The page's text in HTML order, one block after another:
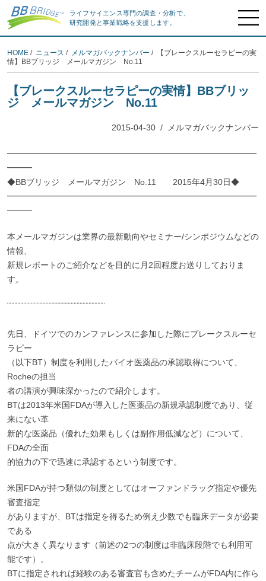
ライフサイエンス専門の調査・分析で、
研究開発と事業戦略を支援します。
HOME / ニュース / メルマガバックナンバー / 【ブレークスルーセラピーの実
情】BBブリッジ メールマガジン No.11
【ブレークスルーセラピーの実情】BBブリッ
ジ メールマガジン No.11
2015-04-30 / メルマガバックナンバー
━━━━━━━━━━━━━━━━━━━━━━━━━━━━━━
━━━
◆BBブリッジ メールマガジン No.11 2015年4月30日◆
━━━━━━━━━━━━━━━━━━━━━━━━━━━━━━
━━━
本メールマガジンは業界の最新動向やセミナー/シンポジウムなどの
情報、
新規レポートのご紹介などを目的に月2回程度お送りしておりま
す。
¨¨¨¨¨¨¨¨¨¨¨¨¨¨¨¨¨¨¨¨¨¨¨¨¨¨¨¨¨¨¨¨¨
先日、ドイツでのカンファレンスに参加した際にブレークスルーセ
ラピー
（以下BT）制度を利用したバイオ医薬品の承認取得について、
Rocheの担当
者の講演が興味深かったので紹介します。
BTは2013年米国FDAが導入した医薬品の新規承認制度であり、従
来にない革
新的な医薬品（優れた効果もしくは副作用低減など）について、
FDAの全面
的協力の下で迅速に承認するという制度です。
米国FDAが持つ類似の制度としてはオーファンドラッグ指定や優先
審査指定
がありますが、BTは指定を得るため例え少数でも臨床データが必要
である
点が大きく異なります（前述の2つの制度は非臨床段階でも利用可
能です）。
BTに指定されれば経験のある審査官も含めたチームがFDA内に作ら